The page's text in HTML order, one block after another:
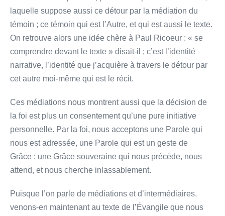
laquelle suppose aussi ce détour par la médiation du
témoin ; ce témoin qui est l’Autre, et qui est aussi le texte.
On retrouve alors une idée chère à Paul Ricoeur : « se
comprendre devant le texte » disait-il ; c’est l’identité
narrative, l’identité que j’acquière à travers le détour par
cet autre moi-même qui est le récit.
Ces médiations nous montrent aussi que la décision de
la foi est plus un consentement qu’une pure initiative
personnelle. Par la foi, nous acceptons une Parole qui
nous est adressée, une Parole qui est un geste de
Grâce : une Grâce souveraine qui nous précède, nous
attend, et nous cherche inlassablement.
Puisque l’on parle de médiations et d’intermédiaires,
venons-en maintenant au texte de l’Évangile que nous